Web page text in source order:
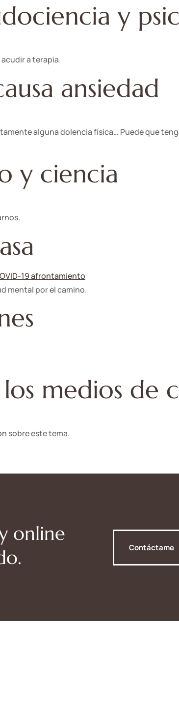
y
a terapia.
ansiedad
alguna dolencia física… Puede que
y ciencia
mental por el camino.
medios de
sobre este tema.
online
Contáctame